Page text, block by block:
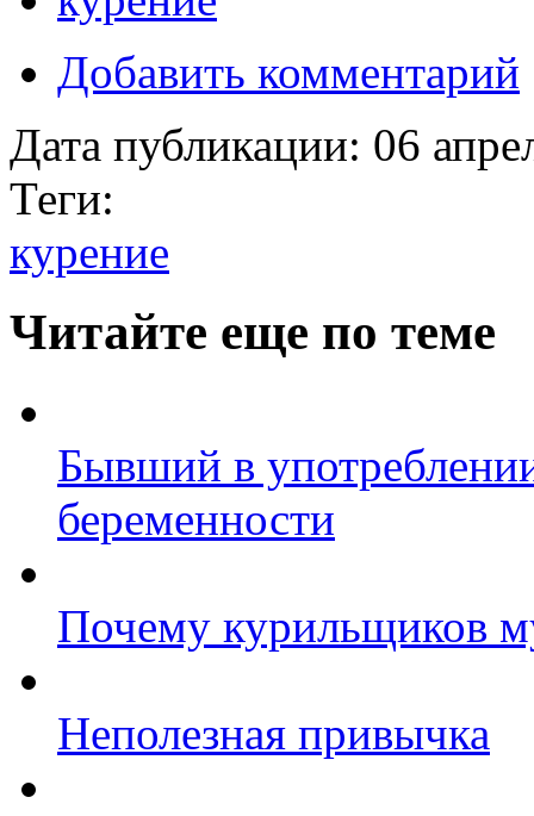
Добавить комментарий
Дата публикации: 06
Теги:
курение
Читайте еще по теме
Бывший в
беременности
Почему курильщиков
Неполезная привычка